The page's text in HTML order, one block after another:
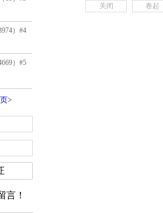
关闭 卷起